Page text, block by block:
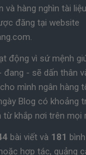
và hàng nghìn tài
đăng tại website
động vì sứ mệnh
đang - sẽ dấn thân
mình ngân hàng
Blog có khoảng
khắp nơi trên mọi
bài viết và 181
hợp tác, quảng